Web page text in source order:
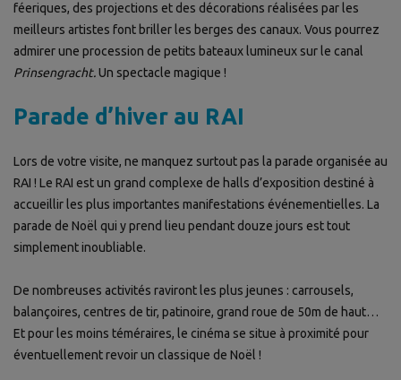
féeriques, des projections et des décorations réalisées par les
meilleurs artistes font briller les berges des canaux. Vous pourrez
admirer une procession de petits bateaux lumineux sur le canal
Prinsengracht.Un spectacle magique !
Parade d’hiver au RAI
Lors de votre visite, ne manquez surtout pas la parade organisée au
RAI ! Le RAI est un grand complexe de halls d’exposition destiné à
accueillir les plus importantes manifestations événementielles. La
parade de Noël qui y prend lieu pendant douze jours est tout
simplement inoubliable.
De nombreuses activités raviront les plus jeunes : carrousels,
balançoires, centres de tir, patinoire, grand roue de 50m de haut…
Et pour les moins téméraires, le cinéma se situe à proximité pour
éventuellement revoir un classique de Noël !